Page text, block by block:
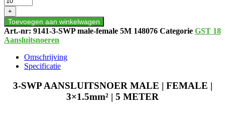
AANSLUITSNOER
MALE
|
FEMALE
|
aantal
+
Toevoegen aan winkelwagen
Art.-nr: 9141-3-SWP male-female 5M 148076 Categorie GST 18
Aansluitsnoeren
Omschrijving
Specificatie
3-SWP AANSLUITSNOER MALE | FEMALE |
3×1.5mm² | 5 METER